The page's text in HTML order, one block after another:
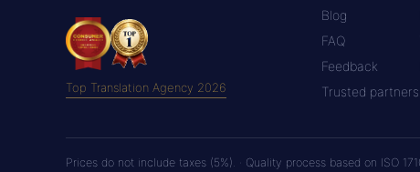
Top Translation Agency 2026
Blog
FAQ
Feedback
Trusted partners
Prices do not include taxes (5%). · Quality process based on ISO